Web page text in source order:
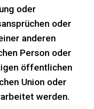
oder
oder
anderen
Person oder
öffentlichen
Union oder
werden.